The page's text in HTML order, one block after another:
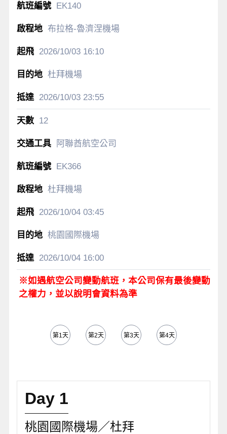
EK140
布拉格-魯濟涅機場
2026/10/0316:10
杜拜機場
2026/10/0323:55
12
阿聯酋航空公司
EK366
杜拜機場
2026/10/0403:45
桃園國際機場
2026/10/0416:00
※如遇航空公司變動航班，本公司保有最後變動
之權力，並以說明會資料為準
第1天 第2天 第3天 第4天
Day 1
桃園國際機場／杜拜